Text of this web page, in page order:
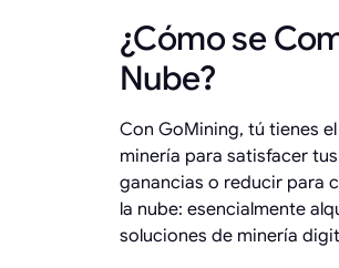
¿Cómo se
Nube?
Con GoMining, tú tienes
minería para satisfacer
ganancias o reducir para
la nube: esencialmente
soluciones de minería